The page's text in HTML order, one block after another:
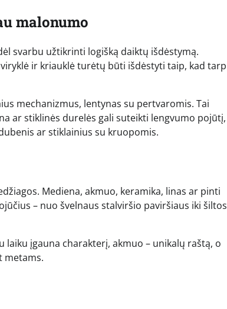
malonumo
svarbu užtikrinti logišką daiktų išdėstymą.
ir kriauklė turėtų būti išdėstyti taip, kad tarp
mechanizmus, lentynas su pertvaromis. Tai
ar stiklinės durelės gali suteikti lengvumo pojūtį,
ar stiklainius su kruopomis.
Mediena, akmuo, keramika, linas ar pinti
– nuo švelnaus stalviršio paviršiaus iki šiltos
įgauna charakterį, akmuo – unikalų raštą, o
metams.